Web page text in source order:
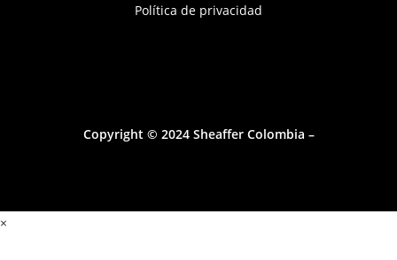
Política de privacidad
Copyright © 2024 Sheaffer Colombia –
×